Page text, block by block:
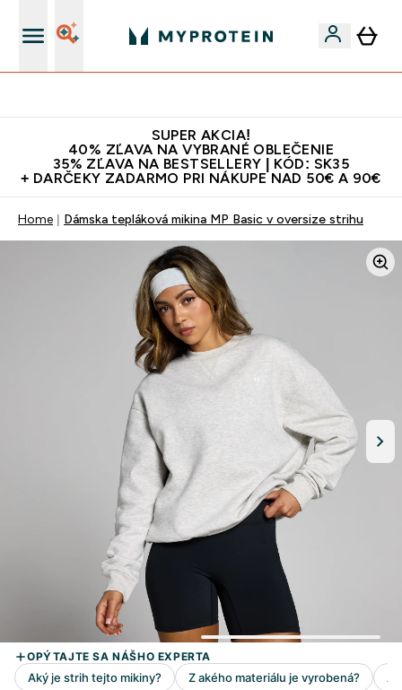
SUPER AKCIA!
40% ZĽAVA NA VYBRANÉ OBLEČENIE
35% ZĽAVA NA BESTSELLERY | KÓD: SK35
+ DARČEKY ZADARMO PRI NÁKUPE NAD 50€ A 90€
Home Dámska tepláková mikina MP Basic v oversize strihu